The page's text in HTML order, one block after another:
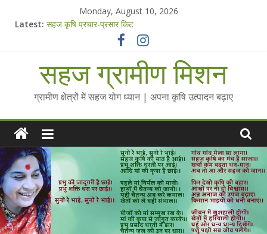
Monday, August 10, 2026
Latest: सहज कृषि प्रचार-प्रसार किट
Standee Designs @ 2025 for Sahaj Krishi Promotions
Chalo Gaon Ki Or Abhiyaan - 2025-26
Collected Talks on Vibrated Water
सहज ग्रामीण मिशन
ग्रामीण क्षेत्रों में सहज योग ध्यान | अपना कृषि उत्पादन बढ़ाए